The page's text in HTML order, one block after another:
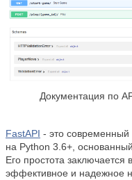
Документация по
FastAPI - это
на Python 3.6+,
Его простота заключается
эффективное и надежное